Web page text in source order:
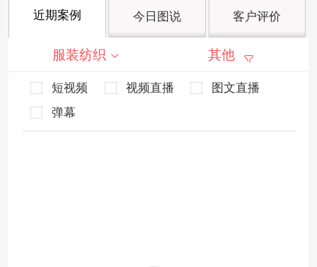
近期案例 今日图说 客户评价
服装纺织 其他
短视频 视频直播
图文直播
弹幕